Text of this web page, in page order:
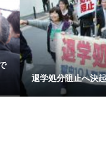
退学処分阻止へ決